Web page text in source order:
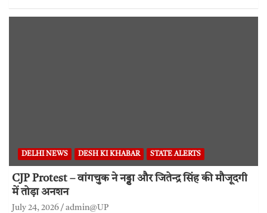
DELHI NEWS DESH KI KHABAR STATE ALERTS
CJP Protest – वांगचुक ने नड्डा और जितेन्द्र सिंह की मौजूदगी
में तोड़ा अनशन
July 24, 2026 admin@UP